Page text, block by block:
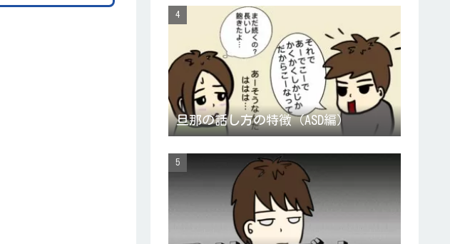
旦那の話し方の特徴（ASD編）